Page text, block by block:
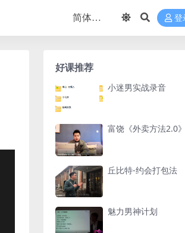
登
好课推荐
小迷男实战录音
富饶《外卖方法2.0》
丘比特-约会打包法
魅力男神计划